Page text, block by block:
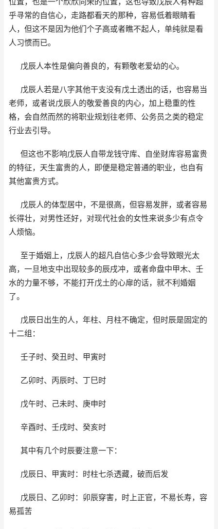
乎寻常的自信心，走路都看天的那种，容易低着眼睛看
人，但这不是因为他们个子高或者瞧不起人，单纯就是看
人习惯而已。
戊辰人本性是偏向善良的，有颗敬老爱幼的心。
戊辰人若是八字其他干支没有戊土透出的话，也容易当
老师，或者说戊辰人的敬爱善良的内心，加上稳重的性
格，会自然而然的将职业规划往老师、公务员之类的稳定
行业去引导。
但这也不影响戊辰人自带龙钱守库、自坐财库容易富贵
的特征，天生富贵的人，即便是稳定普通的职业，也自有
其他富贵方式。
戊辰人的体型居中，不是很高，但容易发胖，或者容易
长得壮，对男性还好，对现代社会的女性来说多少有点令
人烦恼。
至于婚姻上，戊辰人的超凡自信心多少会导致眼光太
高，一旦地支中出现较多的辰戌冲，或者命盘中甲木、壬
水的力量不够，不能打开戊土的心扉的话，就不利婚姻
了。
戊辰日出生的人，年柱、月柱不确定，但时辰是固定的
十二组：
壬子时、癸丑时、甲寅时
乙卯时、丙辰时、丁巳时
戊午时、己未时、庚申时
辛酉时、壬戌时、癸亥时
其中有几个时辰要注意一下：
戊辰日、甲寅时：时柱七杀透藏，破而后发
戊辰日、乙卯时：卯辰穿害，时上正官，不易长寿，容
易孤苦